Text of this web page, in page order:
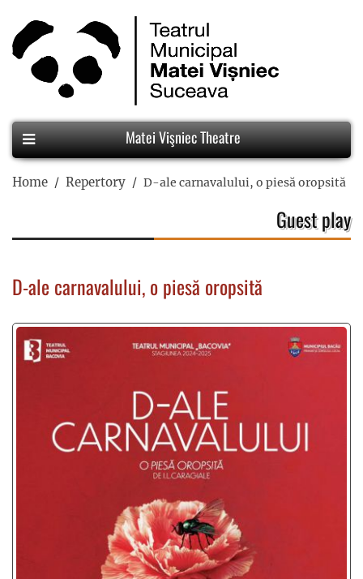
Matei Vişniec Theatre
Home Repertory D-ale carnavalului, o piesă oropsită
Guest play
D-ale carnavalului, o piesă oropsită